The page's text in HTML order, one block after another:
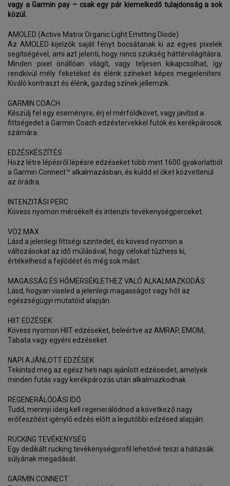
vagy a Garmin pay – csak egy pár kiemelkedő tulajdonság a sok
közül.
AMOLED (Active Matrix Organic Light Emitting Diode)
Az AMOLED kijelzők saját fényt bocsátanak ki az egyes pixelek
segítségével, ami azt jelenti, hogy nincs szükség háttérvilágításra.
Minden pixel önállóan világít, vagy teljesen kikapcsolhat, így
rendkívül mély feketéket és élénk színeket képes megjeleníteni.
Kiváló kontraszt és élénk, gazdag színek jellemzik.
GARMIN COACH
Készülj fel egy eseményre, érj el mérföldkövet, vagy javítsd a
fittségedet a Garmin Coach edzéstervekkel futók és kerékpárosok
számára.
EDZÉSKÉSZÍTÉS
Hozz létre lépésről lépésre edzéseket több mint 1600 gyakorlatból
a Garmin Connect™ alkalmazásban, és küldd el őket közvetlenül
az órádra.
INTENZITÁSI PERC
Kövess nyomon mérsékelt és intenzív tevékenységperceket.
VO2 MAX
Lásd a jelenlegi fittségi szintedet, és kövesd nyomon a
változásokat az idő múlásával, hogy célokat tűzhess ki,
értékelhesd a fejlődést és még sok mást.
MAGASSÁG ÉS HŐMÉRSÉKLETHEZ VALÓ ALKALMAZKODÁS
Lásd, hogyan viseled a jelenlegi magasságot vagy hőt az
egészségügyi mutatóid alapján.
HIIT EDZÉSEK
Kövess nyomon HIIT edzéseket, beleértve az AMRAP, EMOM,
Tabata vagy egyéni edzéseket.
NAPI AJÁNLOTT EDZÉSEK
Tekintsd meg az egész heti napi ajánlott edzéseidet, amelyek
minden futás vagy kerékpározás után alkalmazkodnak.
REGENERÁLÓDÁSI IDŐ
Tudd, mennyi ideig kell regenerálódnod a következő nagy
erőfeszítést igénylő edzés előtt a legutóbbi edzésed alapján.
RUCKING TEVÉKENYSÉG
Egy dedikált rucking tevékenységprofil lehetővé teszi a hátizsák
súlyának megadását.
GARMIN CONNECT